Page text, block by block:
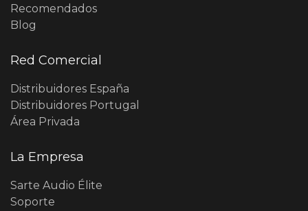
Recomendados
Blog
Red Comercial
Distribuidores España
Distribuidores Portugal
Área Privada
La Empresa
Sarte Audio Élite
Soporte